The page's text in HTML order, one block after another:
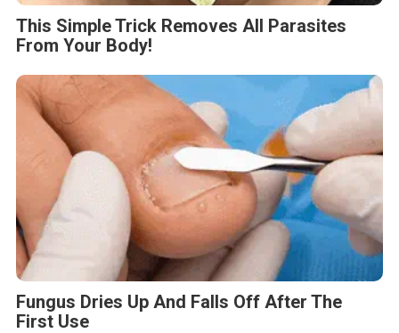
This Simple Trick Removes All Parasites
From Your Body!
Fungus Dries Up And Falls Off After The
First Use